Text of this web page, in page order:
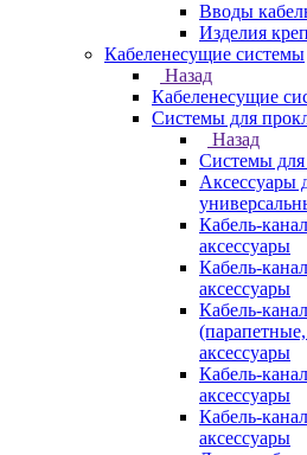
Вводы
Изделия
Кабеленесущие системы
Назад
Кабеленесущие
Системы для
Назад
Системы для
Аксессуары
Кабель-
аксессуары
Кабель-
аксессуары
Кабель-
аксессуары
Кабель-
аксессуары
Кабель-
аксессуары